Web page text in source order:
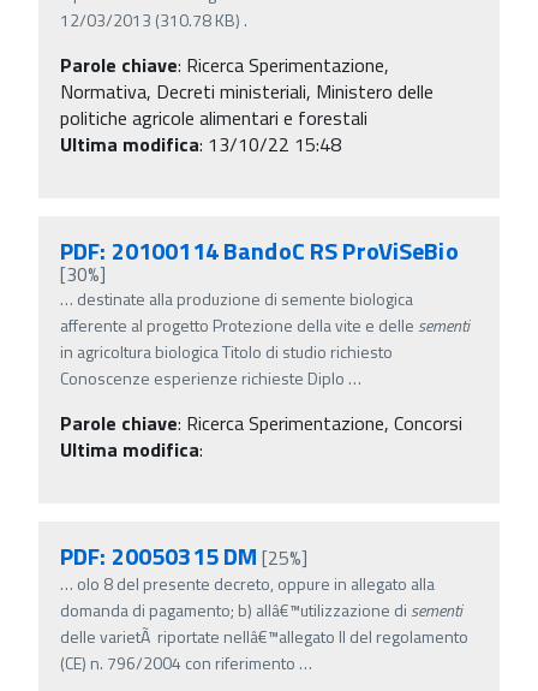
12/03/2013 (310.78 KB) .
Parole chiave: Ricerca Sperimentazione,
Normativa, Decreti ministeriali, Ministero delle
politiche agricole alimentari e forestali
Ultima modifica: 13/10/22 15:48
PDF: 20100114 BandoC RS ProViSeBio
[30%]
… destinate alla produzione di semente biologica
afferente al progetto Protezione della vite e delle sementi
in agricoltura biologica Titolo di studio richiesto
Conoscenze esperienze richieste Diplo …
Parole chiave: Ricerca Sperimentazione, Concorsi
Ultima modifica:
PDF: 20050315 DM [25%]
… olo 8 del presente decreto, oppure in allegato alla
domanda di pagamento; b) allâ€™utilizzazione di sementi
delle varietÃ riportate nellâ€™allegato II del regolamento
(CE) n. 796/2004 con riferimento …